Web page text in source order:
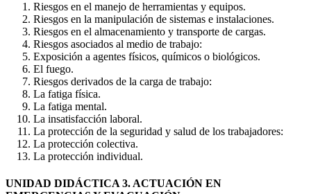
Riesgos en el manejo de herramientas y equipos.
Riesgos en la manipulación de sistemas e instalaciones.
Riesgos en el almacenamiento y transporte de cargas.
Riesgos asociados al medio de trabajo:
Exposición a agentes físicos, químicos o biológicos.
El fuego.
Riesgos derivados de la carga de trabajo:
La fatiga física.
La fatiga mental.
La insatisfacción laboral.
La protección de la seguridad y salud de los trabajadores:
La protección colectiva.
La protección individual.
UNIDAD DIDÁCTICA 3. ACTUACIÓN EN